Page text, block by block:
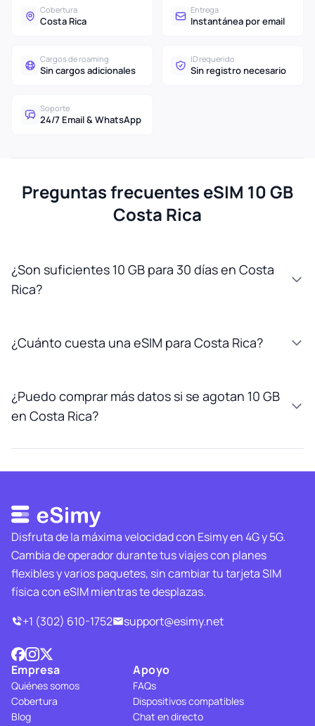
Cobertura
Costa Rica
Entrega
Instantánea por email
Cargos de roaming
Sin cargos adicionales
ID requerido
Sin registro necesario
Soporte
24/7 Email & WhatsApp
Preguntas frecuentes eSIM 10 GB
Costa Rica
¿Son suficientes 10 GB para 30 días en Costa
Rica?
¿Cuánto cuesta una eSIM para Costa Rica?
¿Puedo comprar más datos si se agotan 10 GB
en Costa Rica?
Disfruta de la máxima velocidad con Esimy en 4G y 5G.
Cambia de operador durante tus viajes con planes
flexibles y varios paquetes, sin cambiar tu tarjeta SIM
física con eSIM mientras te desplazas.
+1 (302) 610-1752
support@esimy.net
Empresa
Quiénes somos
Cobertura
Blog
Apoyo
FAQs
Dispositivos compatibles
Chat en directo